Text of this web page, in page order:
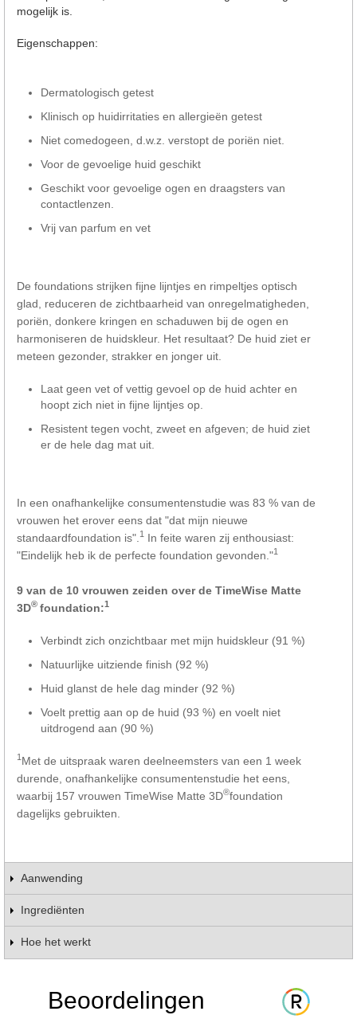
mogelijk is.
Eigenschappen:
Dermatologisch getest
Klinisch op huidirritaties en allergieën getest
Niet comedogeen, d.w.z. verstopt de poriën niet.
Voor de gevoelige huid geschikt
Geschikt voor gevoelige ogen en draagsters van
contactlenzen.
Vrij van parfum en vet
De foundations strijken fijne lijntjes en rimpeltjes optisch
glad, reduceren de zichtbaarheid van onregelmatigheden,
poriën, donkere kringen en schaduwen bij de ogen en
harmoniseren de huidskleur. Het resultaat? De huid ziet er
meteen gezonder, strakker en jonger uit.
Laat geen vet of vettig gevoel op de huid achter en
hoopt zich niet in fijne lijntjes op.
Resistent tegen vocht, zweet en afgeven; de huid ziet
er de hele dag mat uit.
In een onafhankelijke consumentenstudie was 83 % van de
vrouwen het erover eens dat "dat mijn nieuwe
standaardfoundation is". 1
In feite waren zij enthousiast:
"Eindelijk heb ik de perfecte foundation gevonden."1
9 van de 10 vrouwen zeiden over de TimeWise Matte
3D® foundation:1
Verbindt zich onzichtbaar met mijn huidskleur (91 %)
Natuurlijke uitziende finish (92 %)
Huid glanst de hele dag minder (92 %)
Voelt prettig aan op de huid (93 %) en voelt niet
uitdrogend aan (90 %)
1 Met de uitspraak waren deelneemsters van een 1 week
durende, onafhankelijke consumentenstudie het eens,
waarbij 157 vrouwen TimeWise Matte 3D®foundation
dagelijks gebruikten.
Aanwending
Ingrediënten
Hoe het werkt
Beoordelingen